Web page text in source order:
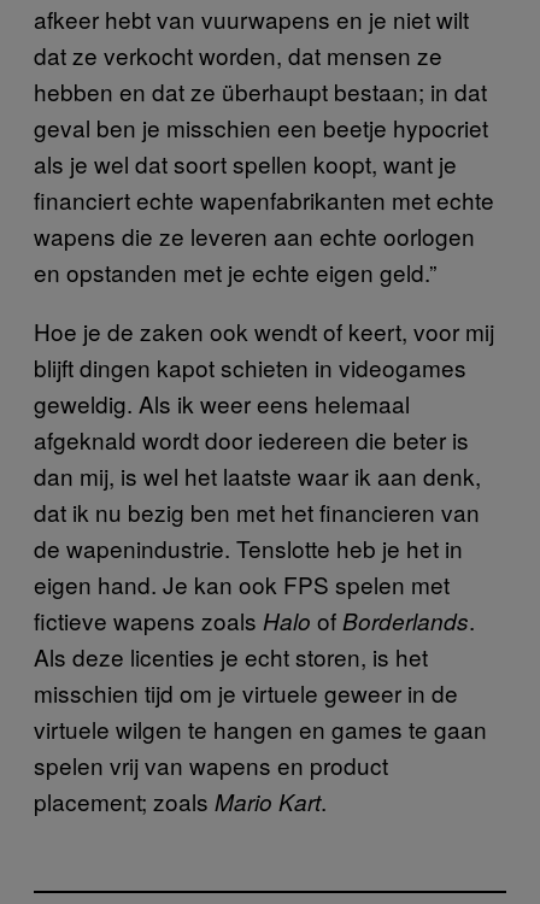
afkeer hebt van vuurwapens en je niet wilt
dat ze verkocht worden, dat mensen ze
hebben en dat ze überhaupt bestaan; in dat
geval ben je misschien een beetje hypocriet
als je wel dat soort spellen koopt, want je
financiert echte wapenfabrikanten met echte
wapens die ze leveren aan echte oorlogen
en opstanden met je echte eigen geld.”
Hoe je de zaken ook wendt of keert, voor mij
blijft dingen kapot schieten in videogames
geweldig. Als ik weer eens helemaal
afgeknald wordt door iedereen die beter is
dan mij, is wel het laatste waar ik aan denk,
dat ik nu bezig ben met het financieren van
de wapenindustrie. Tenslotte heb je het in
eigen hand. Je kan ook FPS spelen met
fictieve wapens zoals Halo of Borderlands.
Als deze licenties je echt storen, is het
misschien tijd om je virtuele geweer in de
virtuele wilgen te hangen en games te gaan
spelen vrij van wapens en product
placement; zoals Mario Kart.